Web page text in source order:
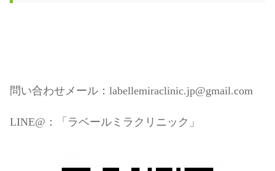
問い合わせメール：labellemiraclinic.jp@gmail.com
LINE@：「ラベールミラクリニック」